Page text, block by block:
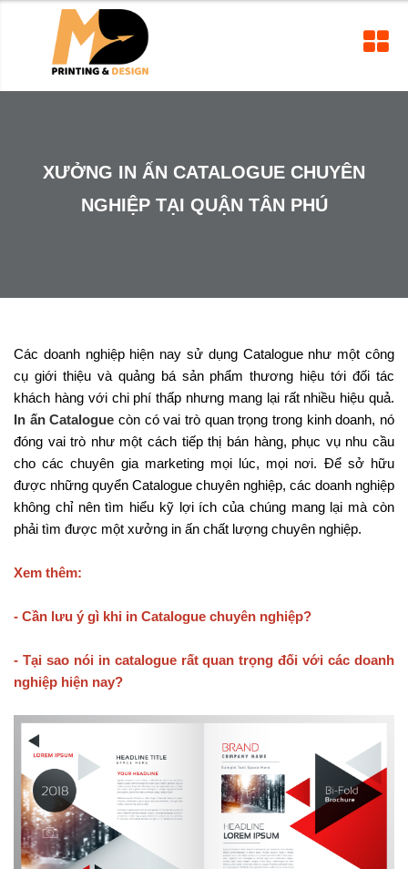
XƯỞNG IN ẤN CATALOGUE CHUYÊN
NGHIỆP TẠI QUẬN TÂN PHÚ
Các doanh nghiệp hiện nay sử dụng Catalogue như một công
cụ giới thiệu và quảng bá sản phẩm thương hiệu tới đối tác
khách hàng với chi phí thấp nhưng mang lại rất nhiều hiệu quả.
In ấn Catalogue còn có vai trò quan trọng trong kinh doanh, nó
đóng vai trò như một cách tiếp thị bán hàng, phục vụ nhu cầu
cho các chuyên gia marketing mọi lúc, mọi nơi. Để sở hữu
được những quyển Catalogue chuyên nghiệp, các doanh nghiệp
không chỉ nên tìm hiểu kỹ lợi ích của chúng mang lại mà còn
phải tìm được một xưởng in ấn chất lượng chuyên nghiệp.
Xem thêm:
- Cần lưu ý gì khi in Catalogue chuyên nghiệp?
- Tại sao nói in catalogue rất quan trọng đối với các doanh
nghiệp hiện nay?